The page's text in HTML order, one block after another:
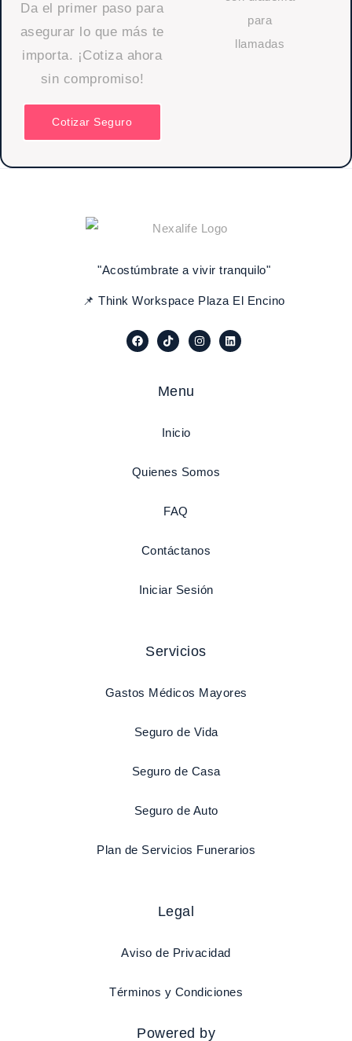
Da el primer paso para
asegurar lo que más te
importa. ¡Cotiza ahora
sin compromiso!
Cotizar Seguro
"Acostúmbrate a vivir tranquilo"
📌 Think Workspace Plaza El Encino
Menu
Inicio
Quienes Somos
FAQ
Contáctanos
Iniciar Sesión
Servicios
Gastos Médicos Mayores
Seguro de Vida
Seguro de Casa
Seguro de Auto
Plan de Servicios Funerarios
Legal
Aviso de Privacidad
Términos y Condiciones
Powered by